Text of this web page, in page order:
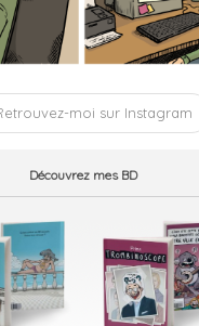
moi sur Instagram
Découvrez mes BD